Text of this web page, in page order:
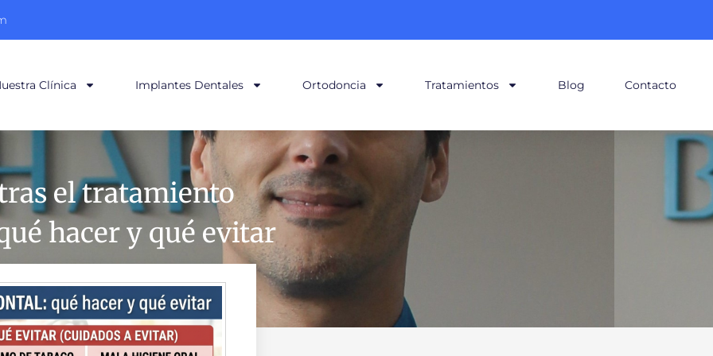
Clínica Implantes Dentales Ortodoncia Tratamientos Blog Contacto
el tratamiento
hacer y qué evitar